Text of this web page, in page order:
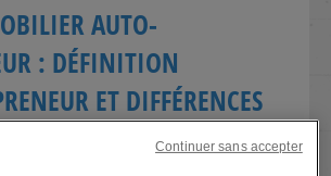
AUTO-
: DÉFINITION
ET DIFFÉRENCES
ENTREPRENEUR ET UN
Continuer sans accepter